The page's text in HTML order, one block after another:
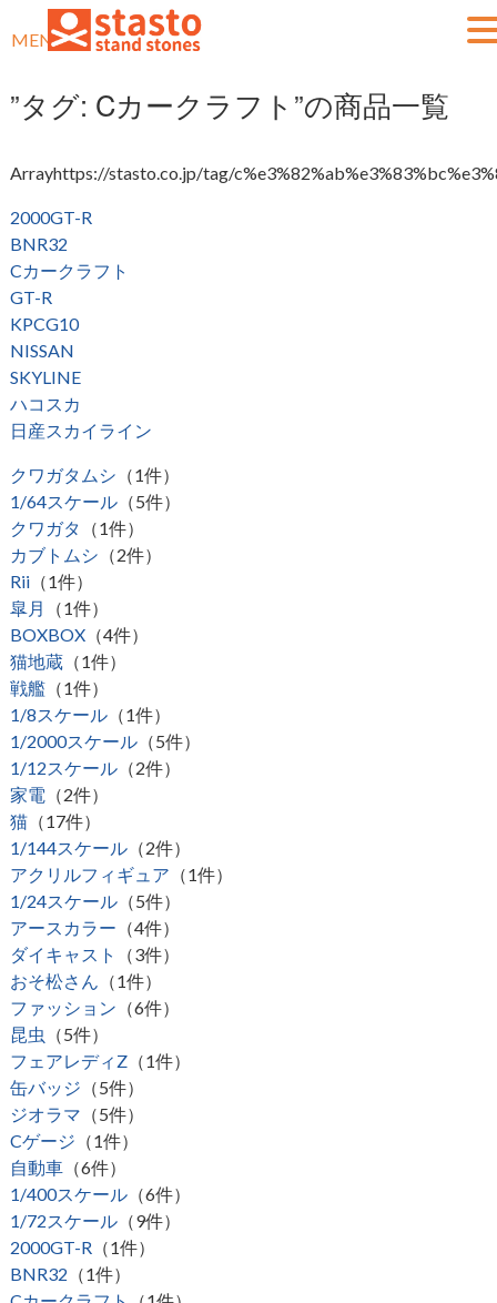
”タグ: Cカークラフト ”の商品一覧
Arrayhttps://stasto.co.jp/tag/
2000GT-R
BNR32
Cカークラフト
GT-R
KPCG10
NISSAN
SKYLINE
ハコスカ
日産スカイライン
クワガタムシ （1件）
1/64スケール（5件）
クワガタ
（1件）
カブトムシ （2件）
Rii（1件）
皐月
（1件）
BOXBOX（4件）
猫地蔵（1件）
戦艦（1件）
1/8スケール（1件）
1/2000スケール（5件）
1/12スケール（2件）
家電 （2件）
猫（17件）
1/144スケール（2件）
アクリルフィギュア （1件）
1/24スケール（5件）
アースカラー （4件）
ダイキャスト
（3件）
おそ松さん
（1件）
ファッション （6件）
昆虫
（5件）
フェアレディZ（1件）
缶バッジ （5件）
ジオラマ （5件）
Cゲージ （1件）
自動車 （6件）
1/400スケール（6件）
1/72スケール（9件）
2000GT-R （1件）
BNR32 （1件）
MENU